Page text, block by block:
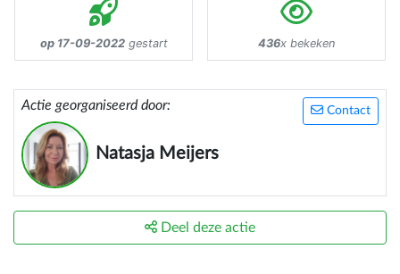
op 17-09-2022gestart 436x bekeken
Contact
Actie georganiseerd door:
Natasja Meijers
Deel deze actie